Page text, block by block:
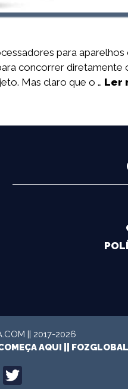
para
concorrer
Mas claro que o … Ler
|| 2017-2026
AQUI || FOZGLOBAL
FACEBOOK